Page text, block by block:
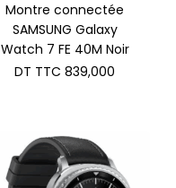
Montre connectée
SAMSUNG Galaxy
Watch 7 FE 40M Noir
DT TTC 839,000